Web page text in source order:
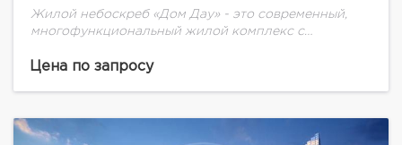
Жилой небоскреб «Дом Дау» - это современный,
многофункциональный жилой комплекс с
смотря на близость к кластеру «Москва-Сити», «Дом
Цена по запросу